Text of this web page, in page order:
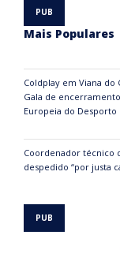
Mais Populares
Coldplay em Viana do
Gala de
Europeia do Desporto
Coordenador técnico
despedido “por justa